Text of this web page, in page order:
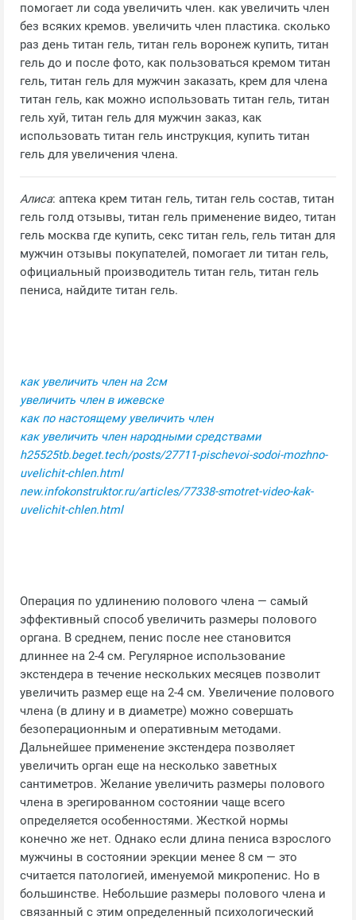
помогает ли сода увеличить член. как увеличить член
без всяких кремов. увеличить член пластика. сколько
раз день титан гель, титан гель воронеж купить, титан
гель до и после фото, как пользоваться кремом титан
гель, титан гель для мужчин заказать, крем для члена
титан гель, как можно использовать титан гель, титан
гель хуй, титан гель для мужчин заказ, как
использовать титан гель инструкция, купить титан
гель для увеличения члена.
Алиса: аптека крем титан гель, титан гель состав, титан
гель голд отзывы, титан гель применение видео, титан
гель москва где купить, секс титан гель, гель титан для
мужчин отзывы покупателей, помогает ли титан гель,
официальный производитель титан гель, титан гель
пениса, найдите титан гель.
как увеличить член на 2см
увеличить член в ижевске
как по настоящему увеличить член
как увеличить член народными средствами
h25525tb.beget.tech/posts/27711-pischevoi-sodoi-mozhno-
uvelichit-chlen.html
new.infokonstruktor.ru/articles/77338-smotret-video-kak-
uvelichit-chlen.html
Операция по удлинению полового члена — самый
эффективный способ увеличить размеры полового
органа. В среднем, пенис после нее становится
длиннее на 2-4 см. Регулярное использование
экстендера в течение нескольких месяцев позволит
увеличить размер еще на 2-4 см. Увеличение полового
члена (в длину и в диаметре) можно совершать
безоперационным и оперативным методами.
Дальнейшее применение экстендера позволяет
увеличить орган еще на несколько заветных
сантиметров. Желание увеличить размеры полового
члена в эрегированном состоянии чаще всего
определяется особенностями. Жесткой нормы
конечно же нет. Однако если длина пениса взрослого
мужчины в состоянии эрекции менее 8 см — это
считается патологией, именуемой микропенис. Но в
большинстве. Небольшие размеры полового члена и
связанный с этим определенный психологический